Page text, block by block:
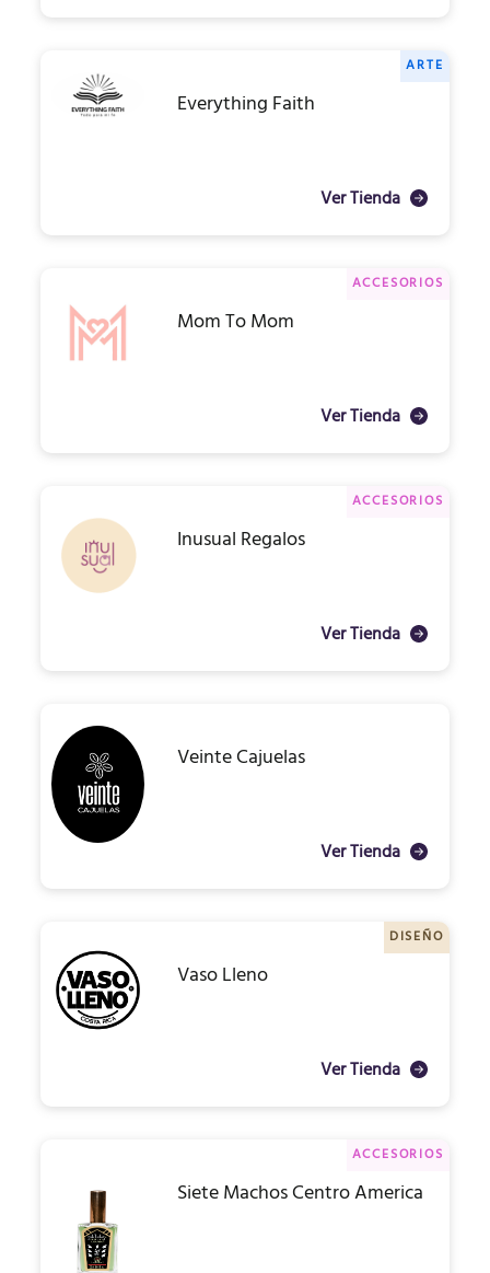
ARTE
Everything Faith
Ver Tienda
ACCESORIOS
Mom To Mom
Ver Tienda
ACCESORIOS
Inusual Regalos
Ver Tienda
Veinte Cajuelas
Ver Tienda
DISEÑO
Vaso Lleno
Ver Tienda
ACCESORIOS
Siete Machos Centro America